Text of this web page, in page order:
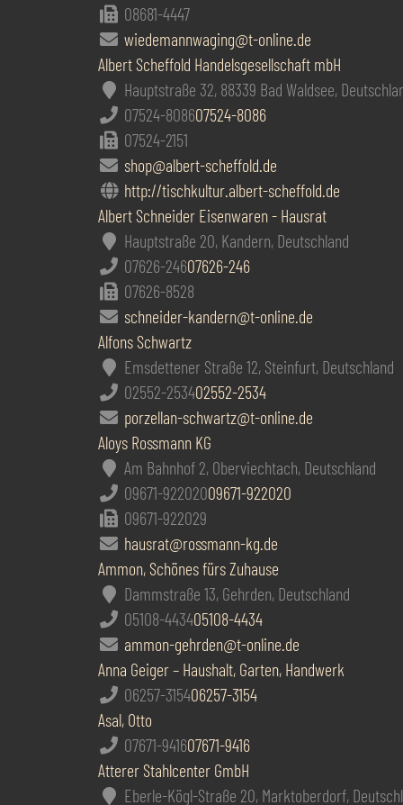
08681-4447
wiedemannwaging@t-online.de
Albert Scheffold Handelsgesellschaft mbH
Hauptstraße 32, 88339 Bad Waldsee,
07524-808607524-8086
07524-2151
shop@albert-scheffold.de
http://tischkultur.albert-scheffold.de
Albert Schneider Eisenwaren - Hausrat
Hauptstraße 20, Kandern, Deutschland
07626-24607626-246
07626-8528
schneider-kandern@t-online.de
Alfons Schwartz
Emsdettener Straße 12, Steinfurt, Deutschland
02552-253402552-2534
porzellan-schwartz@t-online.de
Aloys Rossmann KG
Am Bahnhof 2, Oberviechtach, Deutschland
09671-92202009671-922020
09671-922029
hausrat@rossmann-kg.de
Ammon, Schönes fürs Zuhause
Dammstraße 13, Gehrden, Deutschland
05108-443405108-4434
ammon-gehrden@t-online.de
Anna Geiger – Haushalt, Garten, Handwerk
06257-315406257-3154
Asal, Otto
07671-941607671-9416
Atterer Stahlcenter GmbH
Eberle-Kögl-Straße 20, Marktoberdorf,